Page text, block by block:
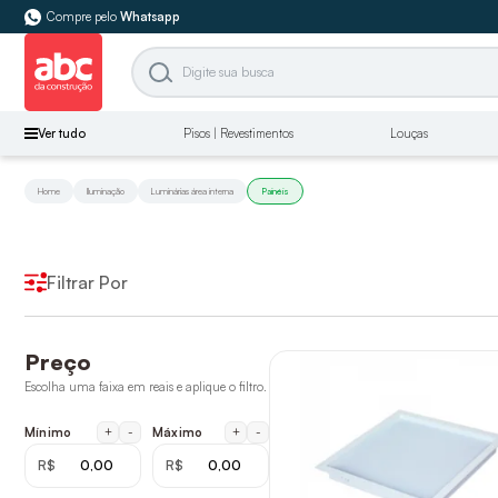
Compre pelo Whatsapp
Ver tudo Pisos | Revestimentos Louças
Home Iluminação Luminárias área interna Painéis
Filtrar Por
Preço
Escolha uma faixa em reais e aplique o filtro.
Mínimo + -
R$
Máximo + -
R$